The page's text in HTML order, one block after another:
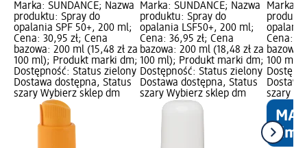
Marka: SUNDANCE; Nazwa
produktu: Spray do
opalania SPF 50+, 200 ml;
Cena: 30,95 zł; Cena
bazowa: 200 ml (15,48 zł za
100 ml); Produkt marki dm;
Dostępność: Status zielony
Dostawa dostępna, Status
szary Wybierz sklep dm
Marka: SUNDANCE; Nazwa
produktu: Spray do
opalania LSF50+, 200 ml;
Cena: 36,95 zł; Cena
bazowa: 200 ml (18,48 zł za
100 ml); Produkt marki dm;
Dostępność: Status zielony
Dostawa dostępna, Status
szary Wybierz sklep dm
Marka:
Cena:
bazowa:
100 ml);
szary